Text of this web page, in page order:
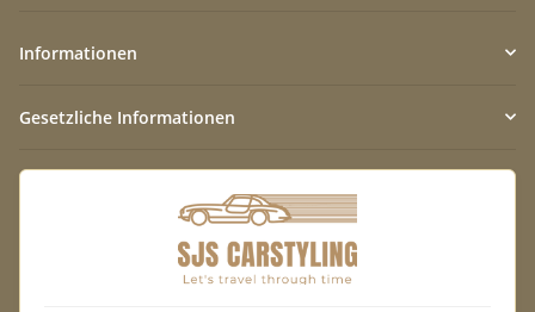
Informationen
Gesetzliche Informationen